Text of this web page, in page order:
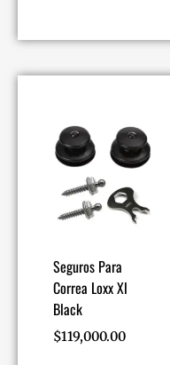
Seguros Para
Correa Loxx Xl
Black
$119,000.00